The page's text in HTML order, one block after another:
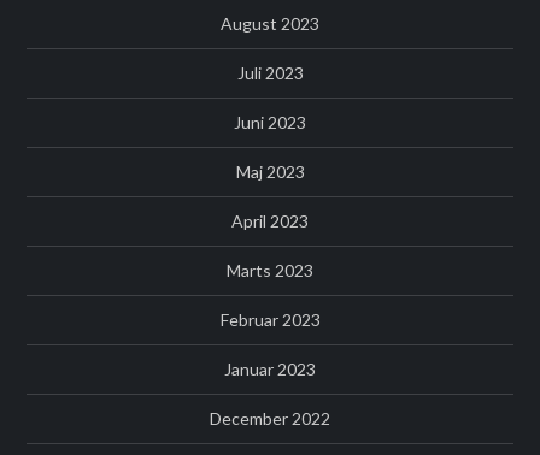
August 2023
Juli 2023
Juni 2023
Maj 2023
April 2023
Marts 2023
Februar 2023
Januar 2023
December 2022